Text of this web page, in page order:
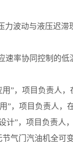
力波动与液压迟滞
率协同控制的低
”，项目负责人，
”，项目负责人，在
计”，项目负责人，
气门汽油机全可